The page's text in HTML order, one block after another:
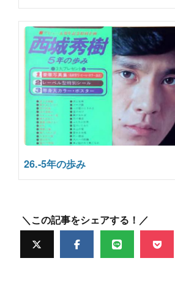
26.-5年の歩み
＼この記事をシェアする！／